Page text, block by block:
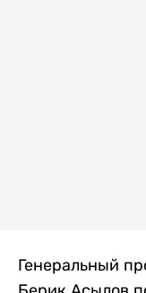
Генеральный